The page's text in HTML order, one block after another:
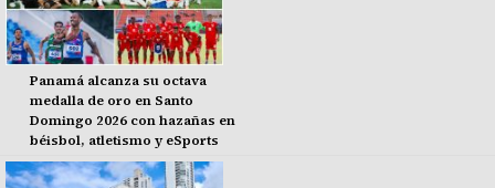
Panamá alcanza su octava
medalla de oro en Santo
Domingo 2026 con hazañas en
béisbol, atletismo y eSports